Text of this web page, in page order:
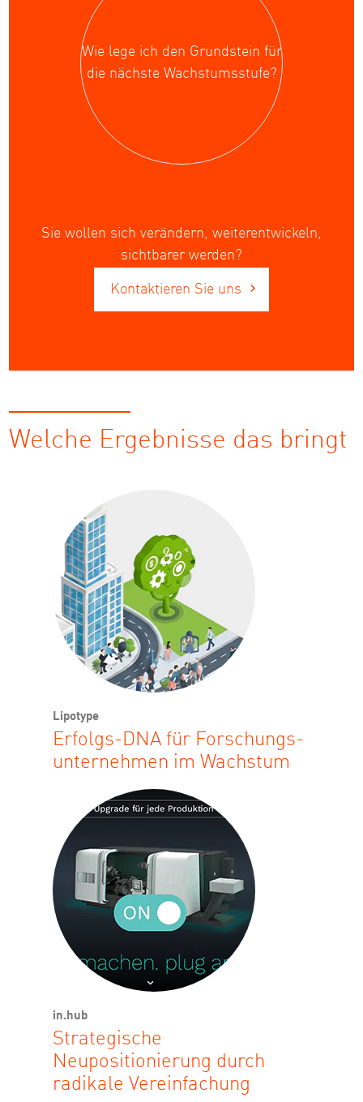
Wie lege ich den Grundstein für
die nächste Wachstumsstufe?
Sie wollen sich verändern, weiterentwickeln,
sichtbarer werden?
Kontaktieren Sie uns
Welche Ergebnisse das bringt
Lipotype
Erfolgs-DNA für Forschungs­
unternehmen im Wachstum
in.hub
Strategische
Neupositionierung durch
radikale Vereinfachung